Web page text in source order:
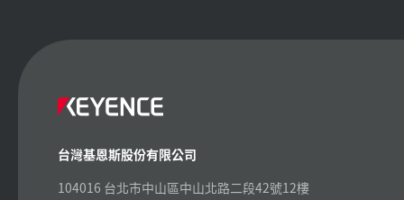
台灣基恩斯股份有限公司
104016 台北市中山區中山北路二段42號12樓